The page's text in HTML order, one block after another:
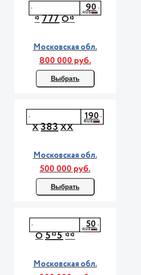
*777О*
90
Московская обл.
800 000 руб.
Выбрать
Х383ХХ
190
Московская обл.
500 000 руб.
Выбрать
О5*5**
50
Московская обл.